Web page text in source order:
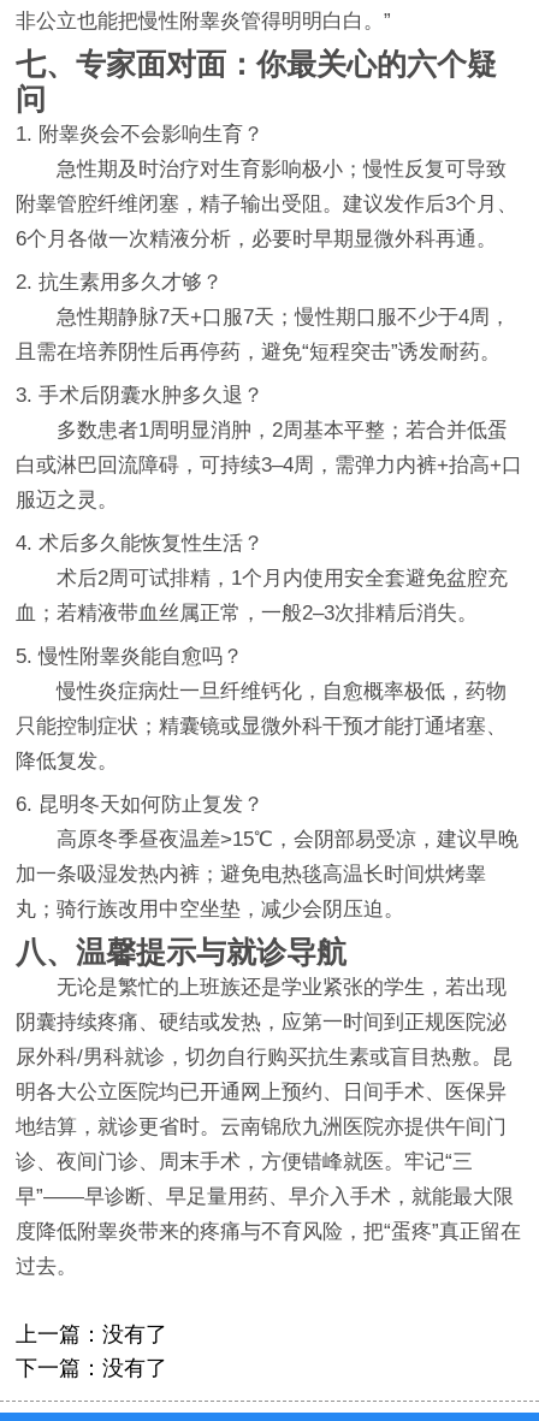
非公立也能把慢性附睾炎管得明明白白。”
七、专家面对面：你最关心的六个疑
问
1. 附睾炎会不会影响生育？
急性期及时治疗对生育影响极小；慢性反复可导致
附睾管腔纤维闭塞，精子输出受阻。建议发作后3个月、
6个月各做一次精液分析，必要时早期显微外科再通。
2. 抗生素用多久才够？
急性期静脉7天+口服7天；慢性期口服不少于4周，
且需在培养阴性后再停药，避免“短程突击”诱发耐药。
3. 手术后阴囊水肿多久退？
多数患者1周明显消肿，2周基本平整；若合并低蛋
白或淋巴回流障碍，可持续3–4周，需弹力内裤+抬高+口
服迈之灵。
4. 术后多久能恢复性生活？
术后2周可试排精，1个月内使用安全套避免盆腔充
血；若精液带血丝属正常，一般2–3次排精后消失。
5. 慢性附睾炎能自愈吗？
慢性炎症病灶一旦纤维钙化，自愈概率极低，药物
只能控制症状；精囊镜或显微外科干预才能打通堵塞、
降低复发。
6. 昆明冬天如何防止复发？
高原冬季昼夜温差>15℃，会阴部易受凉，建议早晚
加一条吸湿发热内裤；避免电热毯高温长时间烘烤睾
丸；骑行族改用中空坐垫，减少会阴压迫。
八、温馨提示与就诊导航
无论是繁忙的上班族还是学业紧张的学生，若出现
阴囊持续疼痛、硬结或发热，应第一时间到正规医院泌
尿外科/男科就诊，切勿自行购买抗生素或盲目热敷。昆
明各大公立医院均已开通网上预约、日间手术、医保异
地结算，就诊更省时。云南锦欣九洲医院亦提供午间门
诊、夜间门诊、周末手术，方便错峰就医。牢记“三
早”——早诊断、早足量用药、早介入手术，就能最大限
度降低附睾炎带来的疼痛与不育风险，把“蛋疼”真正留在
过去。
上一篇：没有了
下一篇：没有了